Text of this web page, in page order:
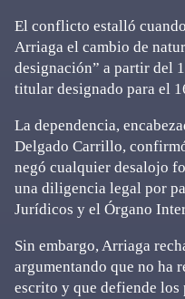
El conflicto estalló
Arriaga el cambio de
designación” a partir del
titular designado para el
La dependencia,
Delgado Carrillo,
negó cualquier desalojo
una diligencia legal por
Jurídicos y el Órgano
Sin embargo, Arriaga
argumentando que no
escrito y que defiende